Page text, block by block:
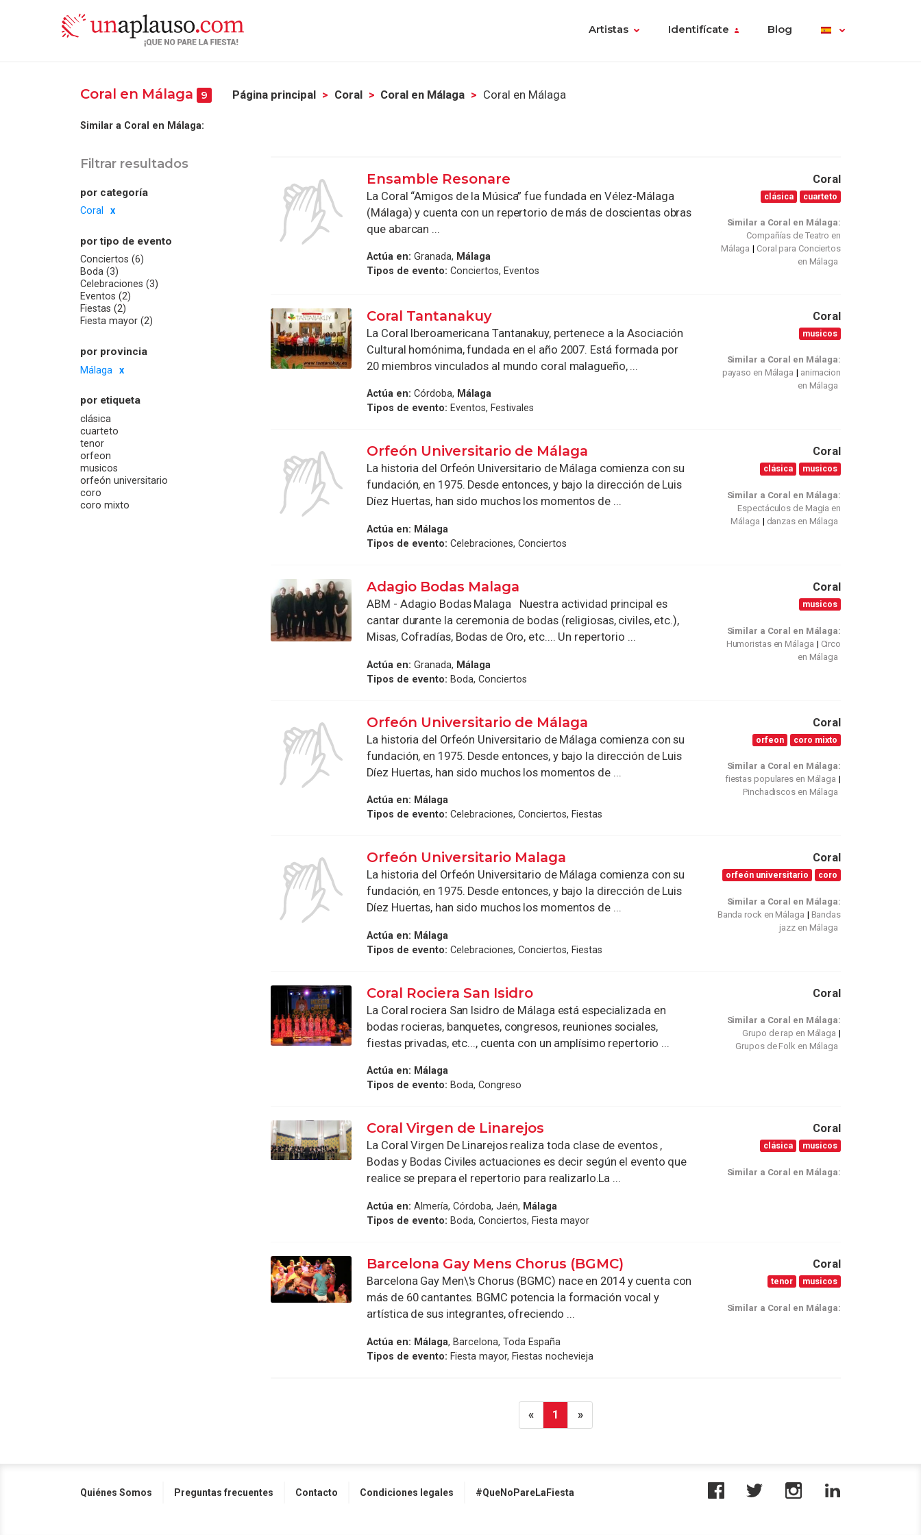
Artistas Identifícate Blog
Coral en Málaga 9 Página principal Coral Coral en Málaga Coral en Málaga
Similar a Coral en Málaga:
Filtrar resultados
por categoría
Coral
por tipo de evento
Conciertos (6)
Boda (3)
Celebraciones (3)
Eventos (2)
Fiestas (2)
Fiesta mayor (2)
por provincia
Málaga
por etiqueta
clásica
cuarteto
tenor
orfeon
musicos
orfeón universitario
coro
coro mixto
Ensamble Resonare
La Coral “Amigos de la Música” fue fundada en Vélez-Málaga
(Málaga) y cuenta con un repertorio de más de doscientas obras
que abarcan ...
Actúa en: Granada, Málaga
Tipos de evento: Conciertos, Eventos
Coral
clásica cuarteto
Similar a Coral en Málaga:
Compañías de Teatro en
Málaga
Coral para Conciertos
en Málaga
Coral Tantanakuy
La Coral Iberoamericana Tantanakuy, pertenece a la Asociación
Cultural homónima, fundada en el año 2007. Está formada por
20 miembros vinculados al mundo coral malagueño, ...
Actúa en: Córdoba, Málaga
Tipos de evento: Eventos, Festivales
Coral
musicos
Similar a Coral en Málaga:
payaso en Málaga
animacion
en Málaga
Orfeón Universitario de Málaga
La historia del Orfeón Universitario de Málaga comienza con su
fundación, en 1975. Desde entonces, y bajo la dirección de Luis
Díez Huertas, han sido muchos los momentos de ...
Actúa en: Málaga
Tipos de evento: Celebraciones, Conciertos
Coral
clásica musicos
Similar a Coral en Málaga:
Espectáculos de Magia en
Málaga
danzas en Málaga
Adagio Bodas Malaga
ABM - Adagio Bodas Malaga Nuestra actividad principal es
cantar durante la ceremonia de bodas (religiosas, civiles, etc.),
Misas, Cofradías, Bodas de Oro, etc.... Un repertorio ...
Actúa en: Granada, Málaga
Tipos de evento: Boda, Conciertos
Coral
musicos
Similar a Coral en Málaga:
Humoristas en Málaga
Circo
en Málaga
Orfeón Universitario de Málaga
La historia del Orfeón Universitario de Málaga comienza con su
fundación, en 1975. Desde entonces, y bajo la dirección de Luis
Díez Huertas, han sido muchos los momentos de ...
Actúa en: Málaga
Tipos de evento: Celebraciones, Conciertos, Fiestas
Coral
orfeon coro mixto
Similar a Coral en Málaga:
fiestas populares en Málaga
Pinchadiscos en Málaga
Orfeón Universitario Malaga
La historia del Orfeón Universitario de Málaga comienza con su
fundación, en 1975. Desde entonces, y bajo la dirección de Luis
Díez Huertas, han sido muchos los momentos de ...
Actúa en: Málaga
Tipos de evento: Celebraciones, Conciertos, Fiestas
Coral
orfeón universitario coro
Similar a Coral en Málaga:
Banda rock en Málaga
Bandas
jazz en Málaga
Coral Rociera San Isidro
La Coral rociera San Isidro de Málaga está especializada en
bodas rocieras, banquetes, congresos, reuniones sociales,
fiestas privadas, etc..., cuenta con un amplísimo repertorio ...
Actúa en: Málaga
Tipos de evento: Boda, Congreso
Coral
Similar a Coral en Málaga:
Grupo de rap en Málaga
Grupos de Folk en Málaga
Coral Virgen de Linarejos
La Coral Virgen De Linarejos realiza toda clase de eventos ,
Bodas y Bodas Civiles actuaciones es decir según el evento que
realice se prepara el repertorio para realizarlo.La ...
Actúa en: Almería, Córdoba, Jaén, Málaga
Tipos de evento: Boda, Conciertos, Fiesta mayor
Coral
clásica musicos
Similar a Coral en Málaga:
Barcelona Gay Mens Chorus (BGMC)
Barcelona Gay Men\'s Chorus (BGMC) nace en 2014 y cuenta con
más de 60 cantantes. BGMC potencia la formación vocal y
artística de sus integrantes, ofreciendo ...
Actúa en: Málaga, Barcelona, Toda España
Tipos de evento: Fiesta mayor, Fiestas nochevieja
Coral
tenor musicos
Similar a Coral en Málaga:
« 1 »
Quiénes Somos Preguntas frecuentes Contacto Condiciones legales #QueNoPareLaFiesta